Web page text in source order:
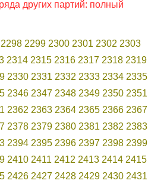
других партий: полный
2298 2299 2300 2301 2302 2303
2314 2315 2316 2317 2318 2319
2330 2331 2332 2333 2334 2335
2346 2347 2348 2349 2350 2351
2362 2363 2364 2365 2366 2367
2378 2379 2380 2381 2382 2383
2394 2395 2396 2397 2398 2399
2410 2411 2412 2413 2414 2415
2426 2427 2428 2429 2430 2431